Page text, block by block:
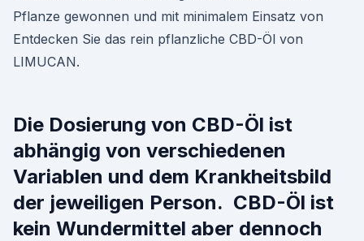
Pflanze gewonnen und mit minimalem Einsatz von
Entdecken Sie das rein pflanzliche CBD-Öl von
LIMUCAN.
Die Dosierung von CBD-Öl ist
abhängig von verschiedenen
Variablen und dem Krankheitsbild
der jeweiligen Person. CBD-Öl ist
kein Wundermittel aber dennoch